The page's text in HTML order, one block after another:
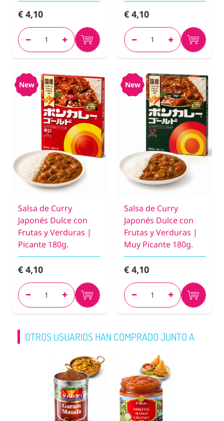
€ 4,10 € 4,10
New
Salsa de Curry
Japonés Dulce con
Frutas y Verduras |
Picante 180g.
€ 4,10
New
Salsa de Curry
Japonés Dulce con
Frutas y Verduras |
Muy Picante 180g.
€ 4,10
OTROS USUARIOS HAN COMPRADO JUNTO A